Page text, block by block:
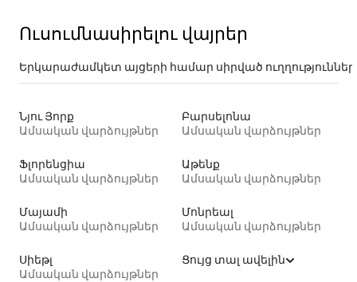
Ուսումնասիրելու վայրեր
Երկարաժամկետ այցերի համար սիրված ուղղություններ
Նյու Յորք
Ամսական վարձույթներ
Բարսելոնա
Ամսական վարձույթներ
Ֆլորենցիա
Ամսական վարձույթներ
Աթենք
Ամսական վարձույթներ
Մայամի
Ամսական վարձույթներ
Մոնրեալ
Ամսական վարձույթներ
Սիեթլ
Ամսական վարձույթներ
Ցույց տալ ավելին